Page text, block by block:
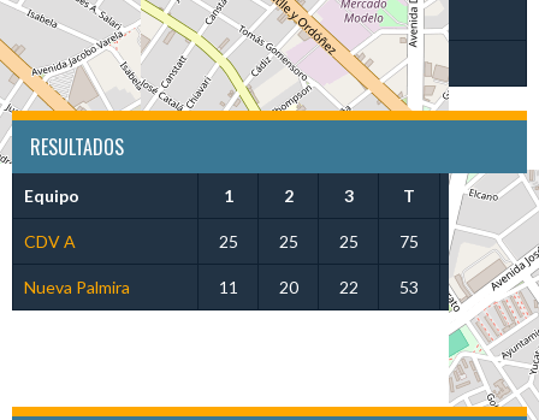
Árbitro 1º Anotador
Owen Rodríguez Iara Dávila
RESULTADOS
Equipo 1 2 3 T Sets
CDV A 25 25 25 75 3
Nueva Palmira 11 20 22 53 0